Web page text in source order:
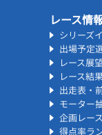
レース情
シリーズ
出場予定
レース展望
レース結
出走表・
モーター
企画レース
得点率ラ